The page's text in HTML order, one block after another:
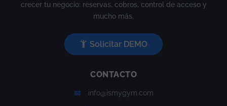
crecer tu negocio: reservas, cobros, control de acceso y
mucho más.
Solicitar DEMO
CONTACTO
info@ismygym.com